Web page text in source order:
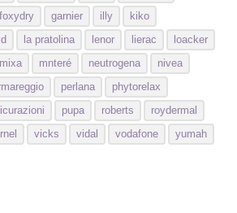
foxydry garnier illy
kiko
la pratolina lenor lierac
loacker
mixa mnteré neutrogena
nivea
perlana
phytorelax
pupa roberts
roydermal
vicks vidal vodafone
yumah